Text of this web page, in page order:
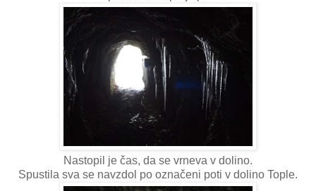
Nastopil je čas, da se vrneva v dolino.
Spustila sva se navzdol po označeni poti v dolino Tople.